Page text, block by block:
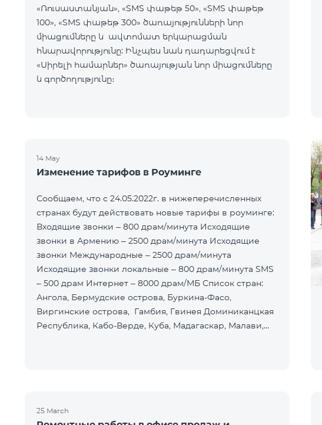
«Ռուսաստանյան», «SMS փաթեթ 50», «SMS փաթեթ
100», «SMS փաթեթ 300» ծառայությունների նոր
միացումները և ավտոմատ երկարացման
հնարավորությունը: Ինչպես նաև դադարեցվում է
«Սիրելի համարներ» ծառայության նոր միացումները
և գործողությունը։
14 May
Изменение тарифов в Роуминге
Сообщаем, что с 24.05.2022г. в нижеперечисленных
странах будут действовать новые тарифы в роуминге:
Входящие звонки – 800 драм/минута Исходящие
звонки в Армению – 2500 драм/минута Исходящие
звонки Международные – 2500 драм/минута
Исходящие звонки локальные – 800 драм/минута SMS
– 500 драм Интернет – 8000 драм/МБ Список стран:
Ангола, Бермудские острова, Буркина-Фасо,
Виргинские острова, Гамбия, Гвинея Доминиканцкая
Республика, Кабо-Верде, Куба, Мадагаскар, Малави,
25 March